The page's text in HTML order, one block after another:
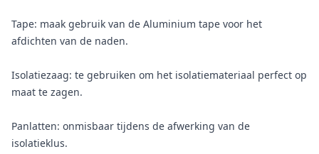
Tape: maak gebruik van de Aluminium tape voor het
afdichten van de naden.
Isolatiezaag: te gebruiken om het isolatiemateriaal perfect op
maat te zagen.
Panlatten: onmisbaar tijdens de afwerking van de
isolatieklus.